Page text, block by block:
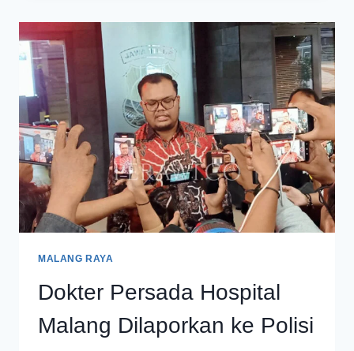
KE
HUKUM
UB
MALANG RAYA
Dokter Persada Hospital
Malang Dilaporkan ke Polisi